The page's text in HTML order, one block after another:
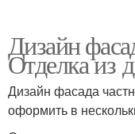
Дизайн
Отделка из
Дизайн фасада
оформить в